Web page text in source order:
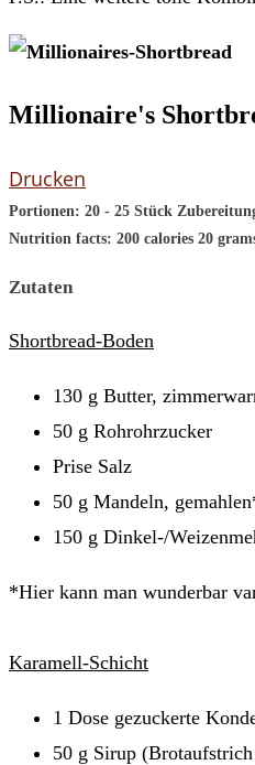
Millionaire's
Drucken
Portionen: 20 - 25 Stück
Nutrition facts: 200 calories 20
Zutaten
Shortbread-Boden
130 g Butter,
50 g Rohrohrzucker
Prise Salz
50 g Mandeln,
150 g Dinkel-/
*Hier kann man wunderbar
Karamell-Schicht
1 Dose gezuckerte
50 g Sirup